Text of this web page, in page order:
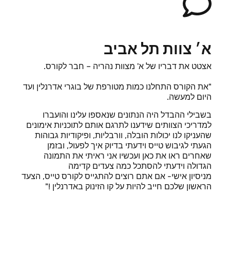
א׳ צוות תל אביב
אצטט את דבריו של א' מצוות נהריה – חבר לקורס.
"את הקורס התחלנו כמות מטורפת של בוגרי אדרנלין ועד
היום למעשה.
בשבילי ההבדל היה הנתונים שנאספו עלינו והועברו
למדריכי הצוותים שידענו לתרגם אותם לתוכניות אימונים
שהעניקו לנו יכולות הובלה, וורבליות, ופיקודיות גבוהות
הגעתי לגיבוש טייס וידעתי בדיוק איך לפעול, ובזמן
שאחרים ראו את כאן ועכשיו אני ראיתי את התמונה
הגדולה וידעתי להסתכל כמה צעדים קדימה
מניסיון אישי- אם אתם רוצים להתגייס לקורס טייס, הצעד
הראשון שלכם חייב להיות על קו הזינוק באדרנלין !"